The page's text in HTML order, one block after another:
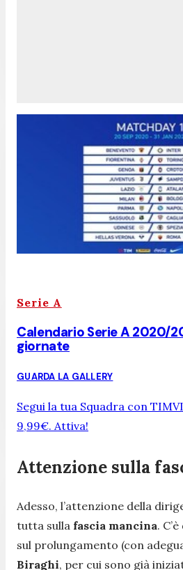
Serie A
Calendario Serie A 2020/
giornate
GUARDA LA GALLERY
Segui la tua Squadra con
9,99€. Attiva!
Attenzione sulla
Adesso, l’attenzione della
tutta sulla fascia mancina.
sul prolungamento (con
Biraghi, per cui sono già